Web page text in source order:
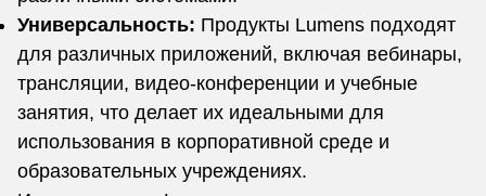
Универсальность: Продукты Lumens подходят
для различных приложений, включая вебинары,
трансляции, видео-конференции и учебные
занятия, что делает их идеальными для
использования в корпоративной среде и
образовательных учреждениях.